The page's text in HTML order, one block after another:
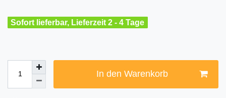
Sofort lieferbar, Lieferzeit 2 - 4 Tage
In den Warenkorb